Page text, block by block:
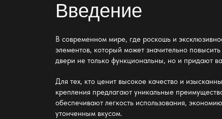
Введение
В современном мире, где роскошь и
элементов, который может значительно
двери не только функциональны, но и придают
Для тех, кто ценит высокое качество и
крепления предлагают уникальные
обеспечивают легкость использования,
утонченным вкусом.